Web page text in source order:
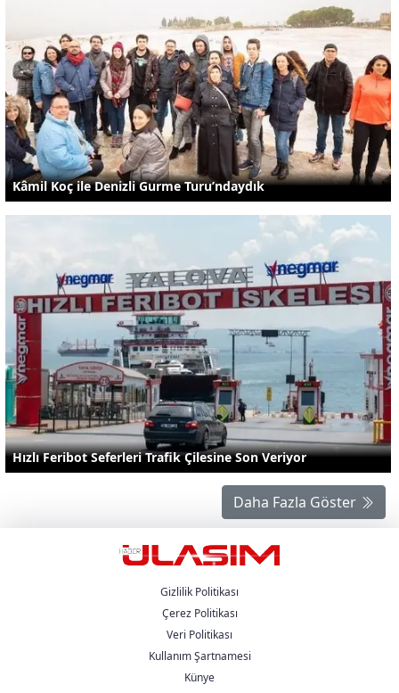
Kâmil Koç ile Denizli Gurme Turu’ndaydık
Hızlı Feribot Seferleri Trafik Çilesine Son Veriyor
Daha Fazla Göster
Gizlilik Politikası
Çerez Politikası
Veri Politikası
Kullanım Şartnamesi
Künye